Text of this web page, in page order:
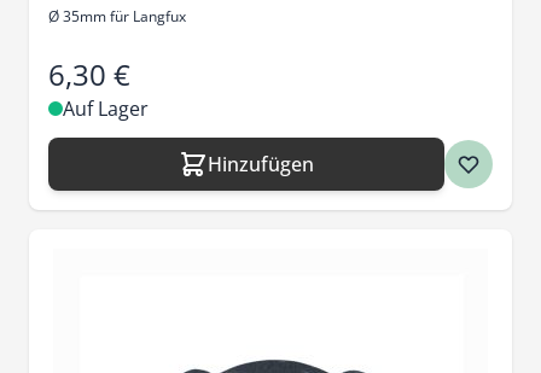
Ø 35mm für Langfux
6,30 €
Auf Lager
Hinzufügen